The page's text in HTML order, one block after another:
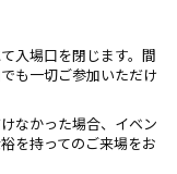
入場口を閉じます。間
も一切ご参加いただけ
なかった場合、イベン
を持ってのご来場をお